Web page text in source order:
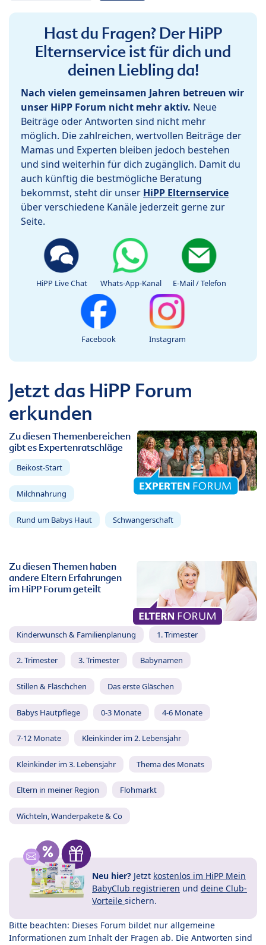
Hast du Fragen? Der HiPP
Elternservice ist für dich und
deinen Liebling da!
Nach vielen gemeinsamen Jahren betreuen wir
unser HiPP Forum nicht mehr aktiv. Neue
Beiträge oder Antworten sind nicht mehr
möglich. Die zahlreichen, wertvollen Beiträge der
Mamas und Experten bleiben jedoch bestehen
und sind weiterhin für dich zugänglich. Damit du
auch künftig die bestmögliche Beratung
bekommst, steht dir unser HiPP Elternservice
über verschiedene Kanäle jederzeit gerne zur
Seite.
HiPP Live Chat Whats-App-Kanal E-Mail / Telefon
Facebook Instagram
Jetzt das HiPP Forum
erkunden
Zu diesen Themenbereichen
gibt es Expertenratschläge
Beikost-Start
Milchnahrung
Rund um Babys Haut Schwangerschaft
Zu diesen Themen haben
andere Eltern Erfahrungen
im HiPP Forum geteilt
Kinderwunsch & Familienplanung 1. Trimester
2. Trimester 3. Trimester Babynamen
Stillen & Fläschchen Das erste Gläschen
Babys Hautpflege 0-3 Monate 4-6 Monate
7-12 Monate Kleinkinder im 2. Lebensjahr
Kleinkinder im 3. Lebensjahr Thema des Monats
Eltern in meiner Region Flohmarkt
Wichteln, Wanderpakete & Co
Neu hier? Jetzt kostenlos im HiPP Mein
BabyClub registrieren und deine Club-
Vorteile sichern.
Bitte beachten: Dieses Forum bildet nur allgemeine
Informationen zum Inhalt der Fragen ab. Die Antworten sind